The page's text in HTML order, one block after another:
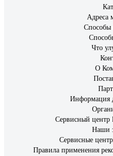
Адреса
Способы
Что
О
Информация
Сервисный центр
Наши
Сервисные
Правила применения